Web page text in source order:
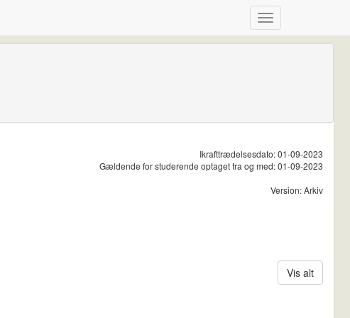
Ikrafttrædelsesdato: 01-09-2023
Gældende for studerende optaget fra og med: 01-09-2023
Version: Arkiv
Vis alt